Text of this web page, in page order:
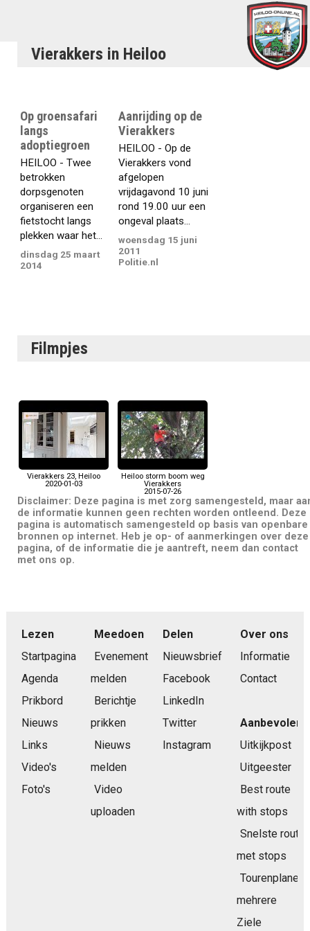
Vierakkers in Heiloo
Op groensafari
langs
adoptiegroen
HEILOO - Twee
betrokken
dorpsgenoten
organiseren een
fietstocht langs
plekken waar het...
dinsdag 25 maart
2014
Aanrijding op de
Vierakkers
HEILOO - Op de
Vierakkers vond
afgelopen
vrijdagavond 10 juni
rond 19.00 uur een
ongeval plaats...
woensdag 15 juni
2011
Politie.nl
Filmpjes
Vierakkers 23, Heiloo
2020-01-03
Heiloo storm boom weg
Vierakkers
2015-07-26
Disclaimer: Deze pagina is met zorg samengesteld, maar
de informatie kunnen geen rechten worden ontleend. Deze
pagina is automatisch samengesteld op basis van openbare
bronnen op internet. Heb je op- of aanmerkingen over deze
pagina, of de informatie die je aantreft, neem dan contact
met ons op.
Lezen
Startpagina
Agenda
Prikbord
Nieuws
Links
Video's
Foto's
Meedoen
Evenement
melden
Berichtje
prikken
Nieuws
melden
Video
uploaden
Delen
Nieuwsbrief
Facebook
LinkedIn
Twitter
Instagram
Over ons
Informatie
Contact
Aanbevolen
Uitkijkpost
Uitgeester
Best route
with stops
Snelste route
met stops
Tourenplaner
mehrere
Ziele